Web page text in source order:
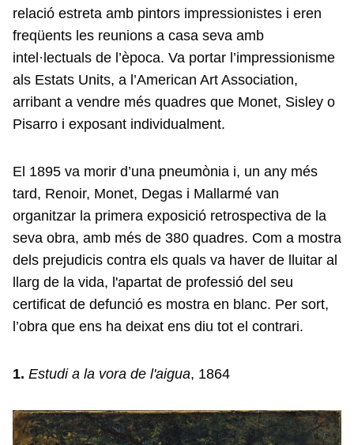
relació estreta amb pintors impressionistes i eren
freqüents les reunions a casa seva amb
intel·lectuals de l’època. Va portar l’impressionisme
als Estats Units, a l’American Art Association,
arribant a vendre més quadres que Monet, Sisley o
Pisarro i exposant individualment.
El 1895 va morir d’una pneumònia i, un any més
tard, Renoir, Monet, Degas i Mallarmé van
organitzar la primera exposició retrospectiva de la
seva obra, amb més de 380 quadres. Com a mostra
dels prejudicis contra els quals va haver de lluitar al
llarg de la vida, l'apartat de professió del seu
certificat de defunció es mostra en blanc. Per sort,
l’obra que ens ha deixat ens diu tot el contrari.
1. Estudi a la vora de l'aigua, 1864